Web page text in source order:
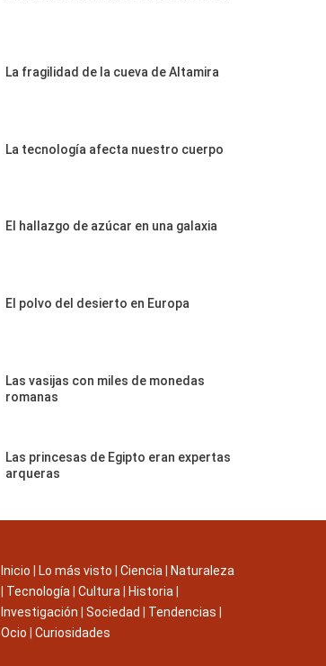
La fragilidad de la cueva de Altamira
La tecnología afecta nuestro cuerpo
El hallazgo de azúcar en una galaxia
El polvo del desierto en Europa
Las vasijas con miles de monedas
romanas
Las princesas de Egipto eran expertas
arqueras
Inicio Lo más visto Ciencia
Naturaleza
Tecnología Cultura Historia
Investigación
Sociedad Tendencias
Ocio
Curiosidades